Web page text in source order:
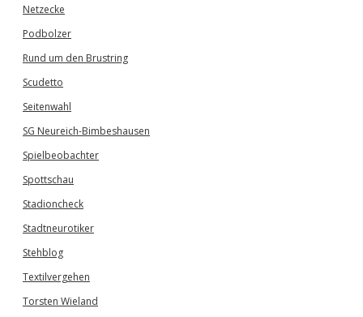
Netzecke
Podbolzer
Rund um den Brustring
Scudetto
Seitenwahl
SG Neureich-Bimbeshausen
Spielbeobachter
Spottschau
Stadioncheck
Stadtneurotiker
Stehblog
Textilvergehen
Torsten Wieland